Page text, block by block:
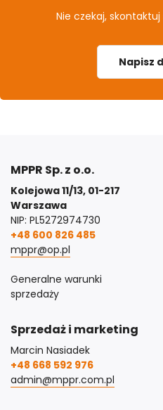
Nie czekaj,
Napisz
MPPR Sp. z o.o.
Kolejowa 11/13, 01-217
Warszawa
NIP: PL5272974730
+48 600 826 485
mppr@op.pl
Generalne warunki
sprzedaży
Sprzedaż i marketing
Marcin Nasiadek
+48 668 592 976
admin@mppr.com.pl